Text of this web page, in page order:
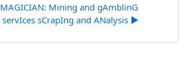
MAGICIAN: Mining and gAmblinG
servIces sCrapIng and ANalysis ▶︎